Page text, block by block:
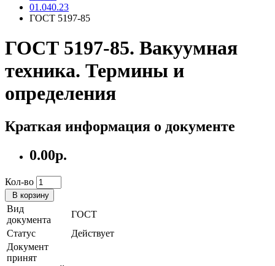
01.040.23
ГОСТ 5197-85
ГОСТ 5197-85. Вакуумная
техника. Термины и
определения
Краткая информация о документе
0.00р.
Кол-во
В корзину
Вид
документа
ГОСТ
Статус
Действует
Документ
принят